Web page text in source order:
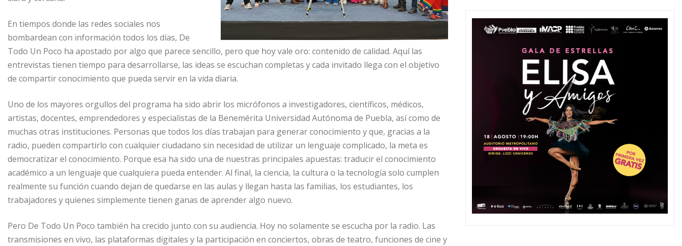
En tiempos donde las redes sociales nos
bombardean con información todos los días, De
Todo Un Poco ha apostado por algo que parece sencillo, pero que hoy vale oro: contenido de calidad. Aquí las
entrevistas tienen tiempo para desarrollarse, las ideas se escuchan completas y cada invitado llega con el objetivo
de compartir conocimiento que pueda servir en la vida diaria.
Uno de los mayores orgullos del programa ha sido abrir los micrófonos a investigadores, científicos, médicos,
artistas, docentes, emprendedores y especialistas de la Benemérita Universidad Autónoma de Puebla, así como de
muchas otras instituciones. Personas que todos los días trabajan para generar conocimiento y que, gracias a la
radio, pueden compartirlo con cualquier ciudadano sin necesidad de utilizar un lenguaje complicado, la meta es
democratizar el conocimiento. Porque esa ha sido una de nuestras principales apuestas: traducir el conocimiento
académico a un lenguaje que cualquiera pueda entender. Al final, la ciencia, la cultura o la tecnología solo cumplen
realmente su función cuando dejan de quedarse en las aulas y llegan hasta las familias, los estudiantes, los
trabajadores y quienes simplemente tienen ganas de aprender algo nuevo.
Pero De Todo Un Poco también ha crecido junto con su audiencia. Hoy no solamente se escucha por la radio. Las
transmisiones en vivo, las plataformas digitales y la participación en conciertos, obras de teatro, funciones de cine y